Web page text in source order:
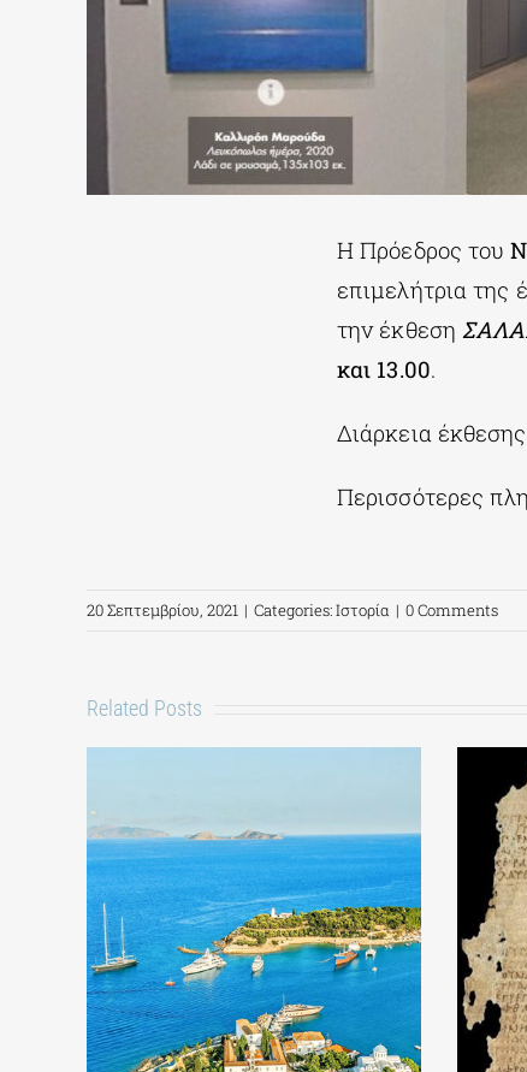
Η Πρόεδρος του
επιμελήτρια της
την έκθεση
και 13.00.
Διάρκεια
Περισσότερες
20 Σεπτεμβρίου, 2021 | Categories:Ιστορία | 0 Comments
Related Posts